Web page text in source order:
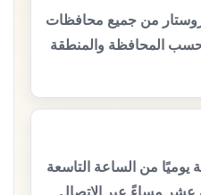
من جميع محافظات
حسب المحافظة والمنطقة
من الساعة التاسعة
عشر مساءً عبر الاتصال